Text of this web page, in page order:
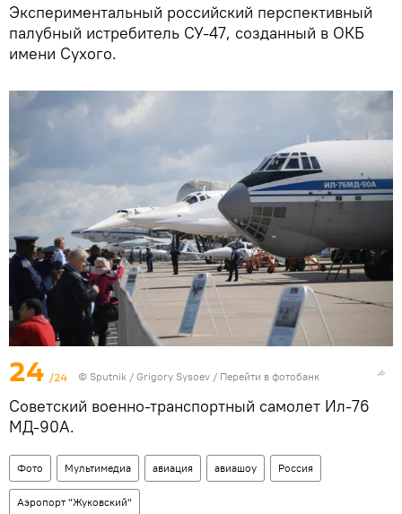
Экспериментальный российский перспективный
палубный истребитель СУ-47, созданный в ОКБ
имени Сухого.
24 /24 © Sputnik / Grigory Sysoev / Перейти в фотобанк
Советский военно-транспортный самолет Ил-76
МД-90А.
Фото Мультимедиа авиация авиашоу Россия
Аэропорт "Жуковский"